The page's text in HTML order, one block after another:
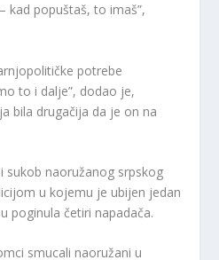
kad popuštaš, to imaš”,
potrebe
to i dalje”, dodao je,
bila drugačija da je on na
sukob naoružanog srpskog
u kojemu je ubijen jedan
poginula četiri napadača.
smucali naoružani u